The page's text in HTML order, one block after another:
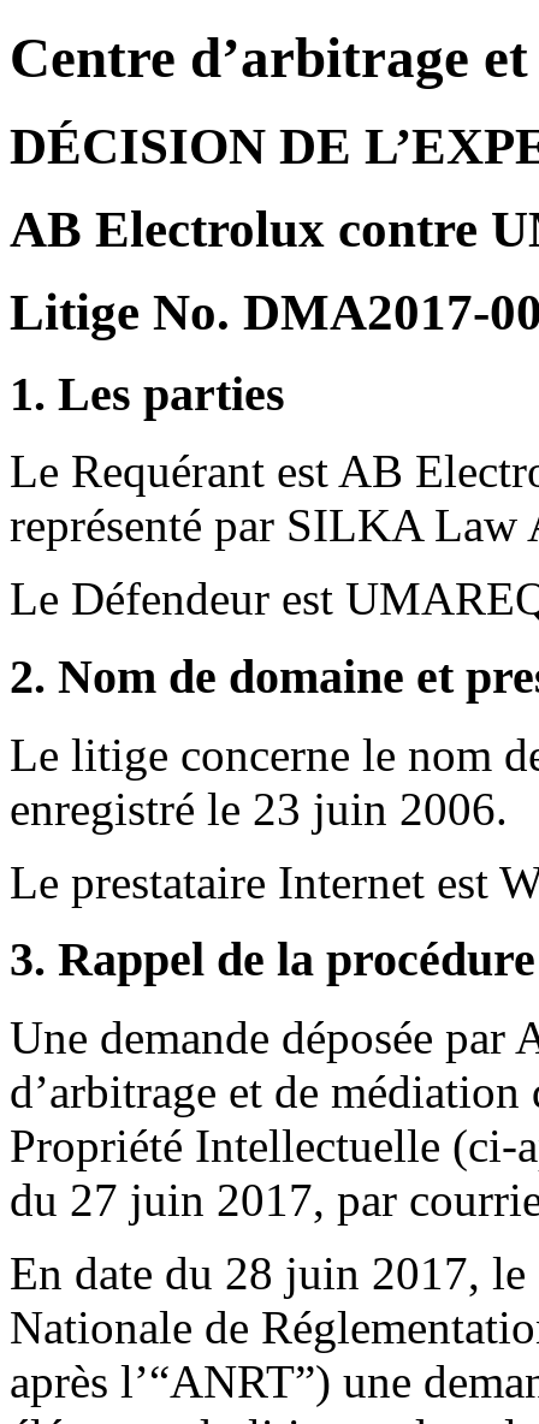
Centre d’arbitrage
DÉCISION DE
AB Electrolux contre
Litige No. DMA2017-
1. Les parties
Le Requérant est AB
représenté par SILKA Law
Le Défendeur est
2. Nom de domaine et
Le litige concerne le nom
enregistré le 23 juin 2006.
Le prestataire Internet est
3. Rappel de la procédure
Une demande déposée
d’arbitrage et de
Propriété Intellectuelle (ci-
du 27 juin 2017, par
En date du 28 juin 2017, le
Nationale de
après l’“ANRT”) une